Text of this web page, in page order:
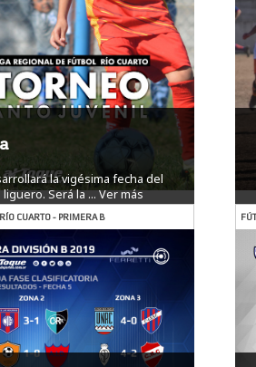
la vigésima fecha del
Será la ...Ver más
CUARTO - PRIMERA B